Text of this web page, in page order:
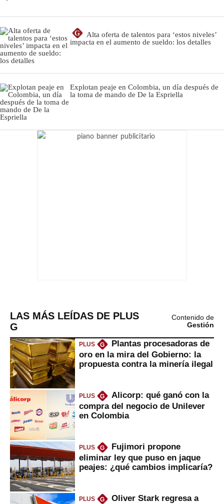
G
Alta oferta de talentos para ‘estos niveles’
impacta en el aumento de sueldo: los detalles
Explotan peaje en Colombia, un día después de
la toma de mando de De la Espriella
LAS MÁS LEÍDAS DE PLUS
G
Contenido de
Gestión
PLUS G
Plantas procesadoras de
oro en la mira del Gobierno: la
propuesta contra la minería ilegal
PLUS G
Alicorp: qué ganó con la
compra del negocio de Unilever
en Colombia
PLUS G
Fujimori propone
eliminar ley que puso en jaque
peajes: ¿qué cambios implicaría?
PLUS G
Oliver Stark regresa a